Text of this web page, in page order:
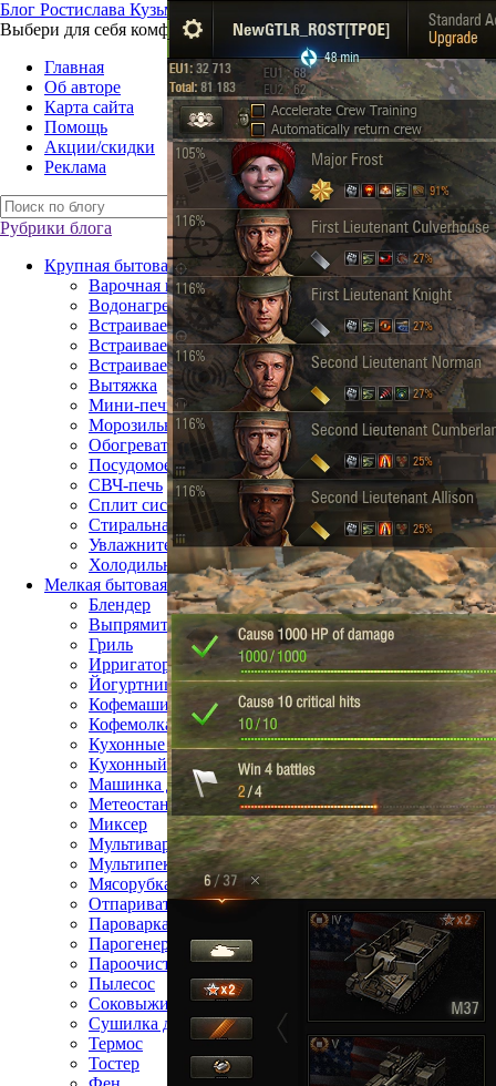
Блог Ростислава Кузьмина
Выбери для себя комфорт – технику для жизни
Главная
Об авторе
Карта сайта
Помощь
Акции/скидки
Реклама
Рубрики блога
Крупная бытовая техника
Варочная поверхность
Водонагреватель
Встраиваемая посудомоечная машина
Встраиваемый газовый духовой шкаф
Встраиваемый электрический духовой шкаф
Вытяжка
Мини-печь
Морозильная камера
Обогреватель
Посудомоечная машина
СВЧ-печь
Сплит система
Стиральная машина
Увлажнитель воздуха
Холодильник
Мелкая бытовая техника
Блендер
Выпрямитель для волос
Гриль
Ирригатор
Йогуртница
Кофемашина
Кофемолка
Кухонные весы
Кухонный комбайн
Машинка для стрижки волос
Метеостанция
Миксер
Мультиварка
Мультипекарь
Мясорубка
Отпариватель
Пароварка
Парогенератор
Пароочиститель
Пылесос
Соковыжималка
Сушилка для фруктов
Термос
Тостер